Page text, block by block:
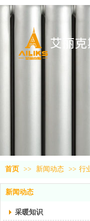
首页 >> 新闻动态 >> 行
新闻动态
采暖知识